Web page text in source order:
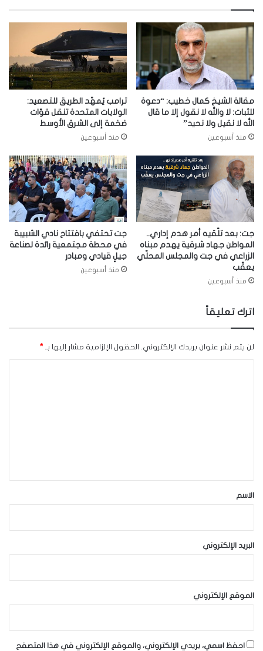
مقالة الشيخ كمال خطيب: “دعوة
للثبات: لا والله لا نقول إلا ما قال
الله لا نقيل ولا نحيد”
منذ أسبوعين
ترامب يُمهّد الطريق للتصعيد:
الولايات المتحدة تنقل قوّات
ضخمة إلى الشرق الأوسط
منذ أسبوعين
جت: بعد تلّقيه أمر هدم إداري..
المواطن جهاد شرقية يهدم مبناه
الزراعي في جت والمجلس المحلّي
يعقّب
منذ أسبوعين
جت تحتفي بافتتاح نادي الشبيبة
في محطة مجتمعية رائدة لصناعة
جيلٍ قيادي ومبادر
منذ أسبوعين
اترك تعليقاً
لن يتم نشر عنوان بريدك الإلكتروني. الحقول الإلزامية مشار إليها بـ *
*الاسم
البريد الإلكتروني
الموقع الإلكتروني
احفظ اسمي، بريدي الإلكتروني، والموقع الإلكتروني في هذا المتصفح